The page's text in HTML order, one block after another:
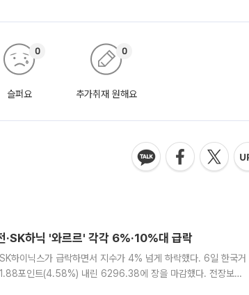
슬퍼요
0
추가취재 원해요
0
하닉 '와르르' 각각 6%·10%대 급락
하이닉스가 급락하면서 지수가 4% 넘게 하락했다. 6일 한국거
포인트(4.58%) 내린 6296.38에 장을 마감했다. 전장보다